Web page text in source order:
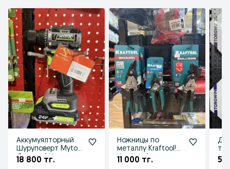
Аккумуялторный
Шуруповерт Mytol!
Досавка! Низкие
18 800 тг.
Ножницы по
металлу Kraftool!
Крафтул!
11 000 тг. 5